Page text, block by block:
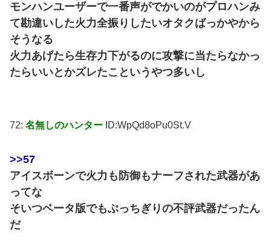
モンハンユーザーで一番声がでかいのがプロハンみ
て勘違いした火力全振りしたいオタクばっかやから
そうなる
火力あげたら生存力下がるのに攻撃に当たらなかっ
たらいいとかズレたこというやつ多いし
72: 名無しのハンター ID:WpQd8oPu0St.V
>>57
アイスボーンで火力も防御もナーフされた武器があ
ってな
そいつベータ版でもぶっちぎりの不評武器だったん
だ